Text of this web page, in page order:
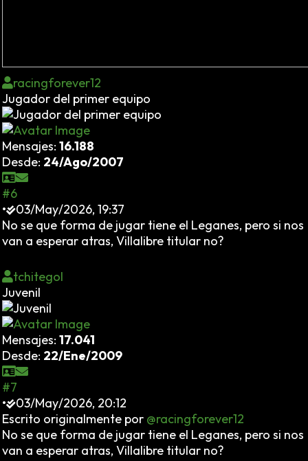
racingforever12
Jugador del primer equipo
Mensajes: 16.188
Desde: 24/Ago/2007
#6
•
03/May/2026, 19:37
No se que forma de jugar tiene el Leganes, pero si nos
van a esperar atras, Villalibre titular no?
tchitegol
Juvenil
Mensajes: 17.041
Desde: 22/Ene/2009
#7
•
03/May/2026, 20:12
Escrito originalmente por @racingforever12
No se que forma de jugar tiene el Leganes, pero si nos
van a esperar atras, Villalibre titular no?